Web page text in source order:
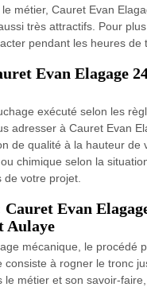
métier, Cauret Evan
très attractifs. Pour
pendant les heures de
Evan Elagage
exécuté selon les
adresser à Cauret Evan
de qualité à la hauteur de
chimique selon la
votre projet.
Cauret Evan
Aulaye
mécanique, le procédé
à rogner le tronc
le métier et son savoir-